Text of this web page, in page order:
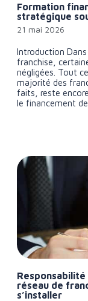
Formation
stratégique
21 mai 2026
Introduction Dans
franchise,
négligées. Tout
majorité des
faits, reste
le financement
réseau de
s’installer